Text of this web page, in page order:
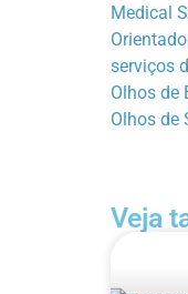
Medical
serviços
Olhos de
Olhos de
Veja